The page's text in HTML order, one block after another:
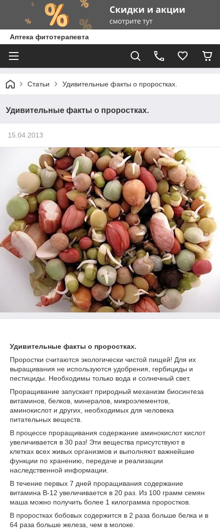
Аптека фитотерапевта
Статьи Удивительные факты о проростках.
Удивительные факты о проростках.
15.04.2013
Удивительные факты о проростках.
Проростки считаются экологически чистой пищей! Для их
выращивания не используются удобрения, гербициды и
пестициды. Необходимы только вода и солнечный свет.
Проращивание запускает природный механизм биосинтеза
витаминов, белков, минералов, микроэлементов,
аминокислот и других, необходимых для человека
питательных веществ.
В процессе проращивания содержание аминокислот кислот
увеличивается в 30 раз! Эти вещества присутствуют в
клетках всех живых организмов и выполняют важнейшие
функции по хранению, передаче и реализации
наследственной информации.
В течение первых 7 дней проращивания содержание
витамина В-12 увеличивается в 20 раз. Из 100 грамм семян
маша можно получить более 1 килограмма проростков.
В проростках бобовых содержится в 2 раза больше белка и в
64 раза больше железа, чем в молоке.